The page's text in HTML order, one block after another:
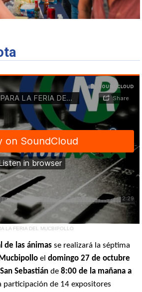
LA FERIA DEL MUCBIPOLLO
de las ánimas se realizará la séptima
eldomingo 27 de octubre
San Sebastián de8:00 de la mañana a
participación de 14 expositores